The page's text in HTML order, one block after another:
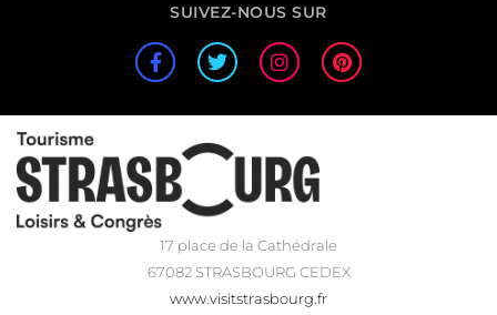
SUIVEZ-NOUS SUR
17 place de la Cathédrale
67082 STRASBOURG CEDEX
www.visitstrasbourg.fr